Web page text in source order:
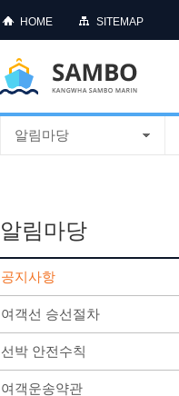
HOME SITEMAP
알림마당
알림마당
공지사항
여객선 승선절차
선박 안전수칙
여객운송약관